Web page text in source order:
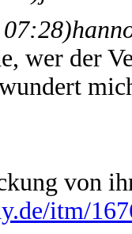
wer der
von
itm/